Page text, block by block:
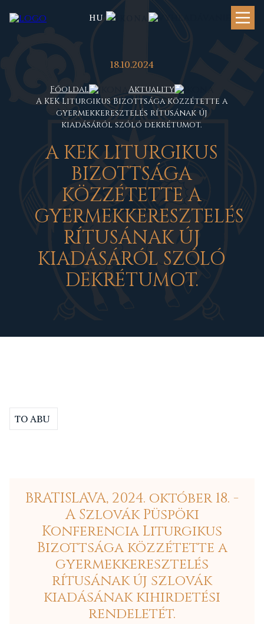
HU
18.10.2024
Főoldal
Aktuality
A KEK Liturgikus Bizottsága közzétette a
gyermekkeresztelés rítusának új
kiadásáról szóló dekrétumot.
AKEK LITURGIKUS
BIZOTTSÁGA
KÖZZÉTETTE A
GYERMEKKERESZTELÉS
RÍTUSÁNAK ÚJ
KIADÁSÁRÓL SZÓLÓ
DEKRÉTUMOT.
TO ABU
BRATISLAVA, 2024. október 18. -
A Szlovák Püspöki
Konferencia Liturgikus
Bizottsága közzétette a
gyermekkeresztelés
rítusának új szlovák
kiadásának kihirdetési
rendeletét.